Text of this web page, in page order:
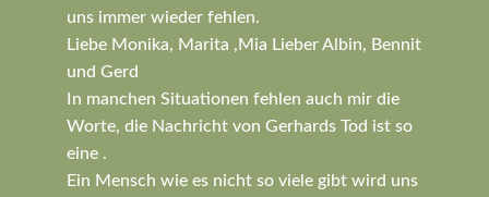
uns immer wieder fehlen.
Liebe Monika, Marita ,Mia Lieber Albin, Bennit
und Gerd
In manchen Situationen fehlen auch mir die
Worte, die Nachricht von Gerhards Tod ist so
eine .
Ein Mensch wie es nicht so viele gibt wird uns